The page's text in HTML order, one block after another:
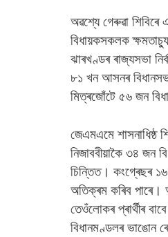
অৱশ্যে গেৰুৱা
বিধায়কসকলক
ঝাৰখণ্ডৰ ৰাজ্যসভা
৮১ খন আসনৰ
মিত্ৰজোঁটে ৫৬ জন
জেএমএমে শাসনাধিষ্ঠ
নিজাববীয়াকৈ ৩৪ জন
চিন্তিত। কংগ্ৰেছৰ
অতিক্ৰম কৰিব পাৰে।
তেওঁলোকৰ প্ৰাৰ্থীৰ
বিধানমণ্ডলৰ ভাঙোন